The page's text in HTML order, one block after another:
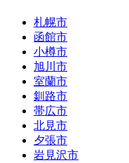
札幌市
函館市
小樽市
旭川市
室蘭市
釧路市
帯広市
北見市
夕張市
岩見沢市